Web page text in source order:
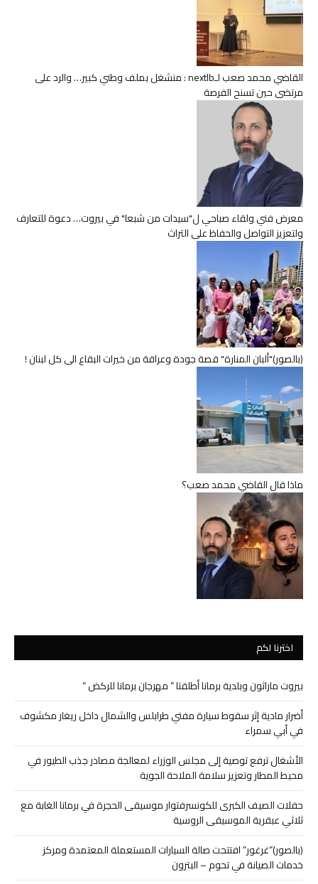
القاضي محمد صعب لـnextlb : منشغل بملف وطني كبير… والرد على
مرتضى حين تسنح الفرصة
معرض فني ولقاء صباحي ل"سيدات من شبعا" في بيروت… دعوة للتعارف
ولتعزيز التواصل والحفاظ على التراث
(بالصور)"ألبان المنارة" قصة جودة وعراقة من خيرات البقاع الى كل لبنان !
ماذا قال القاضي محمد صعب؟
اخترنا لكم
بيروت ماراثون وبلدية برمانا أطلقتا ” مهرجان برمانا للركض “
أضرار مادية إثر سقوط سيارة مفتي طرابلس والشمال داخل ريغار مكشوف
في أبي سمراء
الأشغال ترفع توصية إلى مجلس الوزراء لمعالجة مصادر جذب الطيور في
محيط المطار وتعزيز سلامة الملاحة الجوية
حفلات الصيف الكبرى للكونسرفتوار موسيقى الحجرة في برمانا الغابة مع
ثلاثي عبقرية الموسيقى الروسية
(بالصور)”غرغور” افتتحت صالة السيارات المستعملة المعتمدة ومركز
خدمات الصيانة في تحوم – البترون